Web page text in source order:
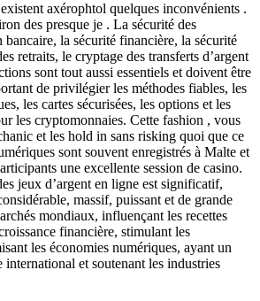
axérophtol quelques inconvénients .
des presque je . La sécurité des
bancaire, la sécurité financière, la sécurité
retraits, le cryptage des transferts d’argent
sont tout aussi essentiels et doivent être
de privilégier les méthodes fiables, les
les cartes sécurisées, les options et les
les cryptomonnaies. Cette fashion , vous
et les hold in sans risking quoi que ce
sont souvent enregistrés à Malte et
une excellente session de casino.
jeux d’argent en ligne est significatif,
massif, puissant et de grande
mondiaux, influençant les recettes
financière, stimulant les
les économies numériques, ayant un
international et soutenant les industries